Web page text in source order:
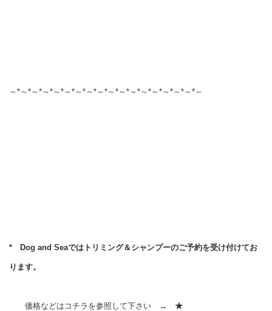
～*～*～*～*～*～*～*～*～*～*～*～*～*～*～*～*～*～
* Dog and Seaではトリミング＆シャンプーのご予約を受け付けてお
ります。
価格などはコチラを参照して下さい → ★